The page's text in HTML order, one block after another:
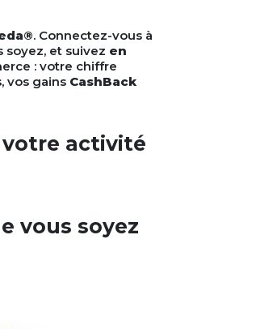
. Connectez-vous à
soyez, et suivez en
: votre chiffre
vos gains CashBack
votre activité
vous soyez